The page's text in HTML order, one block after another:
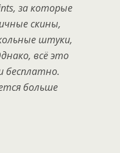
за которые
скины,
штуки,
всё это
бесплатно.
больше